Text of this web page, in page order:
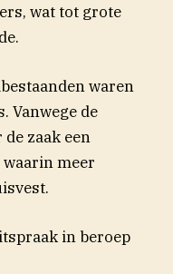
wat tot grote
waren
Vanwege de
zaak een
meer
in beroep